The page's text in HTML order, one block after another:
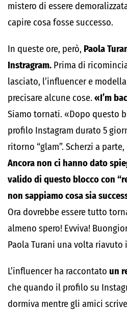
mistero di essere
capire cosa fosse successo.
In queste ore, però, Paola
Instragram. Prima di
lasciato, l’influencer e
precisare alcune cose. «I’m
Siamo tornati. «Dopo questo
profilo Instagram durato 5
ritorno “glam”. Scherzi a
Ancora non ci hanno dato
valido di questo blocco con
non sappiamo cosa sia
Ora dovrebbe essere tutto
almeno spero! Evviva!
Paola Turani una volta
L’influencer ha raccontato un
che quando il profilo su
dormiva mentre gli amici